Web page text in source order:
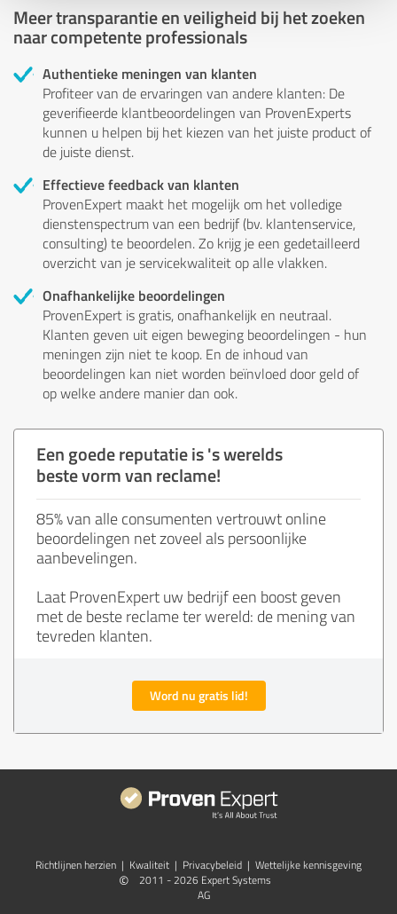
Meer transparantie en veiligheid bij het zoeken
naar competente professionals
Authentieke meningen van klanten
Profiteer van de ervaringen van andere klanten: De
geverifieerde klantbeoordelingen van ProvenExperts
kunnen u helpen bij het kiezen van het juiste product of
de juiste dienst.
Effectieve feedback van klanten
ProvenExpert maakt het mogelijk om het volledige
dienstenspectrum van een bedrijf (bv. klantenservice,
consulting) te beoordelen. Zo krijg je een gedetailleerd
overzicht van je servicekwaliteit op alle vlakken.
Onafhankelijke beoordelingen
ProvenExpert is gratis, onafhankelijk en neutraal.
Klanten geven uit eigen beweging beoordelingen - hun
meningen zijn niet te koop. En de inhoud van
beoordelingen kan niet worden beïnvloed door geld of
op welke andere manier dan ook.
Een goede reputatie is 's werelds
beste vorm van reclame!
85% van alle consumenten vertrouwt online
beoordelingen net zoveel als persoonlijke
aanbevelingen.
Laat ProvenExpert uw bedrijf een boost geven
met de beste reclame ter wereld: de mening van
tevreden klanten.
Word nu gratis lid!
Richtlijnen herzien | Kwaliteit | Privacybeleid | Wettelijke kennisgeving
©
2011 - 2026 Expert Systems
AG